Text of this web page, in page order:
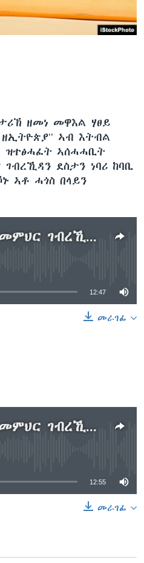
ዘመነ መዋእል ሃፀይ
ኣብ እትብል
ዝተፅሓፈት ኣሰሓሓቢት
ደስታን ነባሪ ከባቢ
ኣቶ ሓጎስ በላይን
ክትዕ ኣብ መፅሓፍ መምህር ገብረኺዳን 1ይ ኽፋል
currently available
12:47
መራገፊ
ክትዕ ኣብ መፅሓፍ መምህር ገብረኺዳን 2ይ ኽፋል
currently available
12:55
መራገፊ